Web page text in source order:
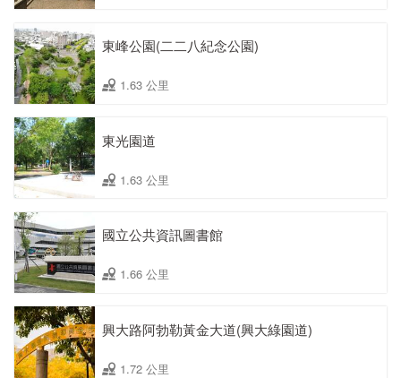
東峰公園(二二八紀念公園)
1.63 公里
東光園道
1.63 公里
國立公共資訊圖書館
1.66 公里
興大路阿勃勒黃金大道(興大綠園道)
1.72 公里